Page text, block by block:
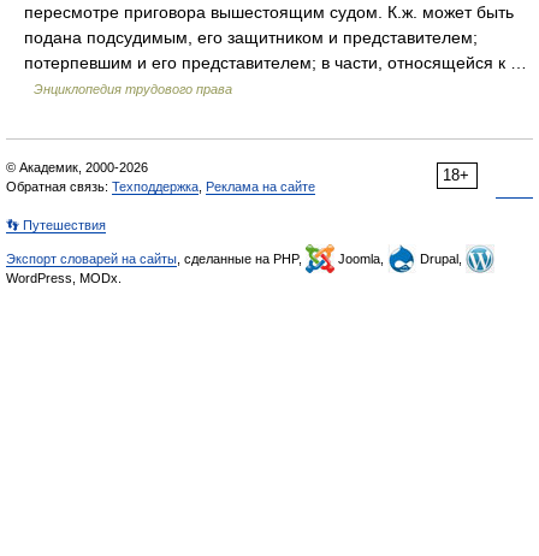
пересмотре приговора вышестоящим судом. К.ж. может быть
подана подсудимым, его защитником и представителем;
потерпевшим и его представителем; в части, относящейся к …
Энциклопедия трудового права
18+
© Академик, 2000-2026
Обратная связь: Техподдержка Реклама на сайте
👣 Путешествия
Экспорт словарей на сайты , сделанные на PHP, Joomla,
Drupal,
WordPress, MODx.